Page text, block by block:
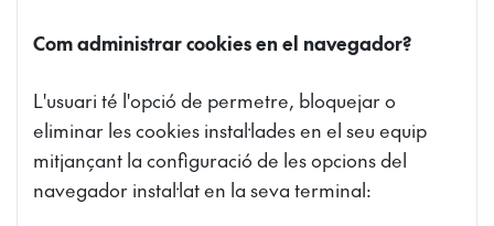
Com administrar cookies en el navegador?
L'usuari té l'opció de permetre, bloquejar o
eliminar les cookies instal·lades en el seu equip
mitjançant la configuració de les opcions del
navegador instal·lat en la seva terminal: